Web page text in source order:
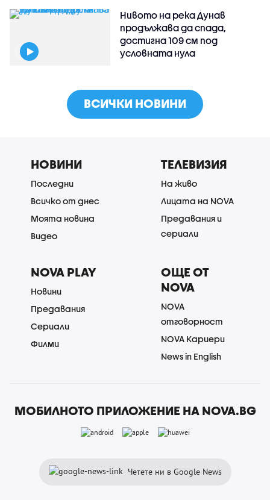
Нивото на река Дунав
продължава да спада,
достигна 109 см под
условната нула
ВСИЧКИ НОВИНИ
НОВИНИ
Последни
Всичко от днес
Моята новина
Видео
ТЕЛЕВИЗИЯ
На живо
Лицата на NOVA
Предавания и
сериали
NOVA PLAY
Новини
Предавания
Сериали
Филми
ОЩЕ ОТ
NOVA
NOVA
отговорност
NOVA Кариери
News in English
МОБИЛНОТО ПРИЛОЖЕНИЕ НА NOVA.BG
Четете ни в Google News